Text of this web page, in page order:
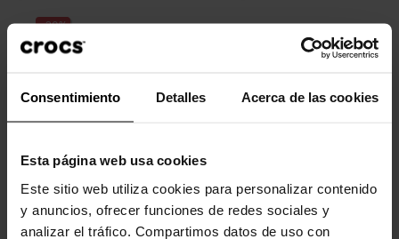
Consentimiento Detalles Acerca de las cookies
Esta página web usa cookies
Este sitio web utiliza cookies para personalizar contenido
y anuncios, ofrecer funciones de redes sociales y
analizar el tráfico. Compartimos datos de uso con
-20%
Zuecos de niños Classic...
39,99 € 31,99 €
Yummy empanada
4,99 €